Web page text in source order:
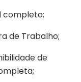
completo;
de Trabalho;
de